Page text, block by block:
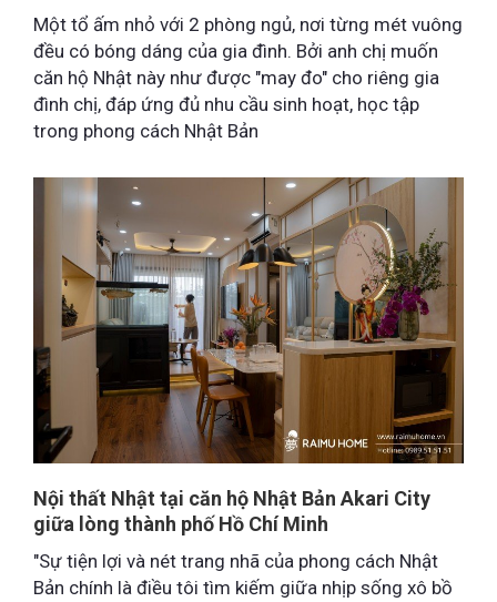
Một tổ ấm nhỏ với 2 phòng ngủ, nơi từng mét vuông
đều có bóng dáng của gia đình. Bởi anh chị muốn
căn hộ Nhật này như được "may đo" cho riêng gia
đình chị, đáp ứng đủ nhu cầu sinh hoạt, học tập
trong phong cách Nhật Bản
Nội thất Nhật tại căn hộ Nhật Bản Akari City
giữa lòng thành phố Hồ Chí Minh
"Sự tiện lợi và nét trang nhã của phong cách Nhật
Bản chính là điều tôi tìm kiếm giữa nhịp sống xô bồ